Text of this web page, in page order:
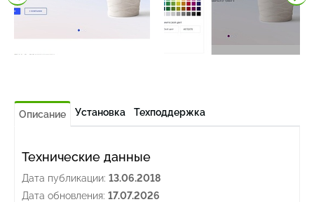
Описание Установка Техподдержка
Технические данные
Дата публикации: 13.06.2018
Дата обновления: 17.07.2026